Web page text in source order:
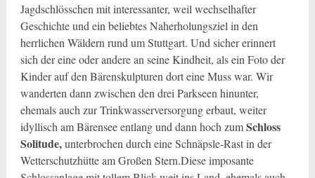
Jagdschlösschen mit interessanter, weil wechselhafter
Geschichte und ein beliebtes Naherholungsziel in den
herrlichen Wäldern rund um Stuttgart. Und sicher erinnert
sich der eine oder andere an seine Kindheit, als ein Foto der
Kinder auf den Bärenskulpturen dort eine Muss war. Wir
wanderten dann zwischen den drei Parkseen hinunter,
ehemals auch zur Trinkwasserversorgung erbaut, weiter
idyllisch am Bärensee entlang und dann hoch zumSchloss
Solitude,unterbrochen durch eine Schnäpsle-Rast in der
Wetterschutzhütte am Großen Stern.Diese imposante